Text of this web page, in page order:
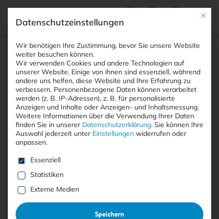
Suchfeld
Suchen
Breadcrumb-Navigation
STARTSEITE
ARTIKEL
STAATLICH GESTEUERTE CYBERANGRIFFE: DAS …
Inhaltsverzeichnis
Free
Staatlich gesteuerte
Mit
Datenschutzeinstellungen
Wir benötigen Ihre Zustimmung, bevor Sie unsere Website
weiter besuchen können.
Wir verwenden Cookies und andere Technologien auf
unserer Website. Einige von ihnen sind essenziell, während
andere uns helfen, diese Website und Ihre Erfahrung zu
verbessern. Personenbezogene Daten können verarbeitet
werden (z. B. IP-Adressen), z. B. für personalisierte
Anzeigen und Inhalte oder Anzeigen- und Inhaltsmessung.
Weitere Informationen über die Verwendung Ihrer Daten
finden Sie in unserer Datenschutzerklärung. Sie können Ihre
Auswahl jederzeit unter Einstellungen widerrufen oder
anpassen.
Es folgt eine Liste der Service-Gruppen, für die eine
Essenziell
Statistiken
Externe Medien
Speichern